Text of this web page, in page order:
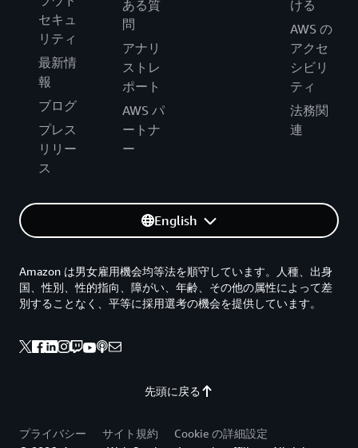
セキュ
リティ
最新情
報
ブログ
プレス
リリー
ス
ある質
問
アナリ
ストレ
ポート
AWS パ
ートナ
ー
ける
AWS の
アクセ
シビリ
ティ
法務関
連
English
先頭に戻る
Amazon は男女雇用機会均等法を順守しています。人種、出身
国、性別、性的指向、障がい、年齢、その他の属性によって差
別することなく、平等に採用選考の機会を提供しています。
プライバシー サイト規約
Cookie の詳細設定